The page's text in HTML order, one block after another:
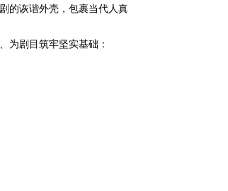
的诙谐外壳，包裹当代人真
剧目筑牢坚实基础：